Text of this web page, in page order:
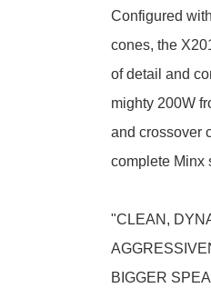
Configured
cones, the
of detail and
mighty 200W
and crossover
complete Minx
"CLEAN,
BIGGER